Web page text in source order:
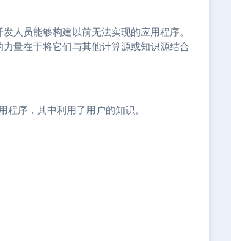
人员能够构建以前无法实现的应用程序。
量在于将它们与其他计算源或知识源结合
序，其中利用了用户的知识。